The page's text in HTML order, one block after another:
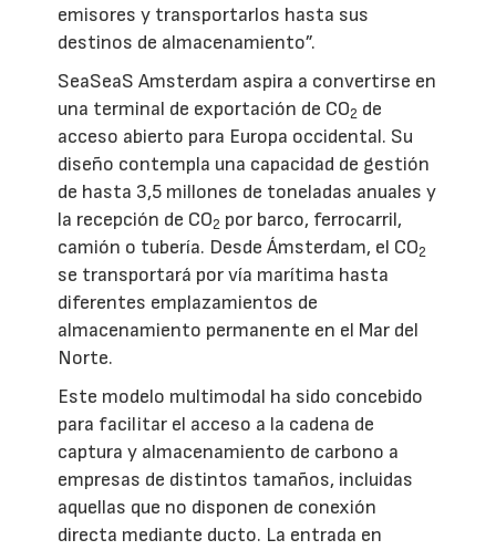
emisores y transportarlos hasta sus
destinos de almacenamiento”.
SeaSeaS Amsterdam aspira a convertirse en
una terminal de exportación de CO2 de
acceso abierto para Europa occidental. Su
diseño contempla una capacidad de gestión
de hasta 3,5 millones de toneladas anuales y
la recepción de CO2 por barco, ferrocarril,
camión o tubería. Desde Ámsterdam, el CO2
se transportará por vía marítima hasta
diferentes emplazamientos de
almacenamiento permanente en el Mar del
Norte.
Este modelo multimodal ha sido concebido
para facilitar el acceso a la cadena de
captura y almacenamiento de carbono a
empresas de distintos tamaños, incluidas
aquellas que no disponen de conexión
directa mediante ducto. La entrada en